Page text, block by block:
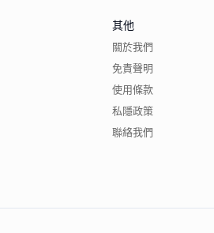
其他
關於我們
免責聲明
使用條款
私隱政策
聯絡我們